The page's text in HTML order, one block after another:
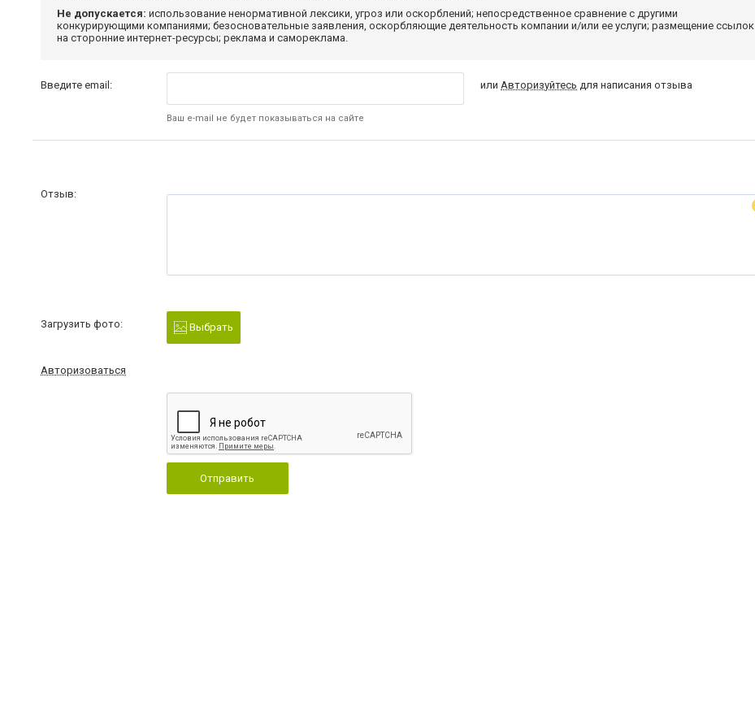
Не допускается: использование ненормативной лексики, угроз или оскорблений; непосредственное сравнение с другими
конкурирующими компаниями; безосновательные заявления, оскорбляющие деятельность компании и/или ее услуги; размещение ссылок
на сторонние интернет-ресурсы; реклама и самореклама.
Введите email:
Ваш e-mail не будет показываться на сайте
или Авторизуйтесь для написания отзыва
Отзыв:
Загрузить фото: Выбрать
Авторизоваться
Отправить